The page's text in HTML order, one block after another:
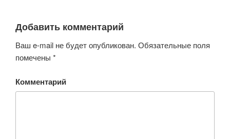
Добавить комментарий
Ваш e-mail не будет опубликован. Обязательные поля
помечены *
Комментарий